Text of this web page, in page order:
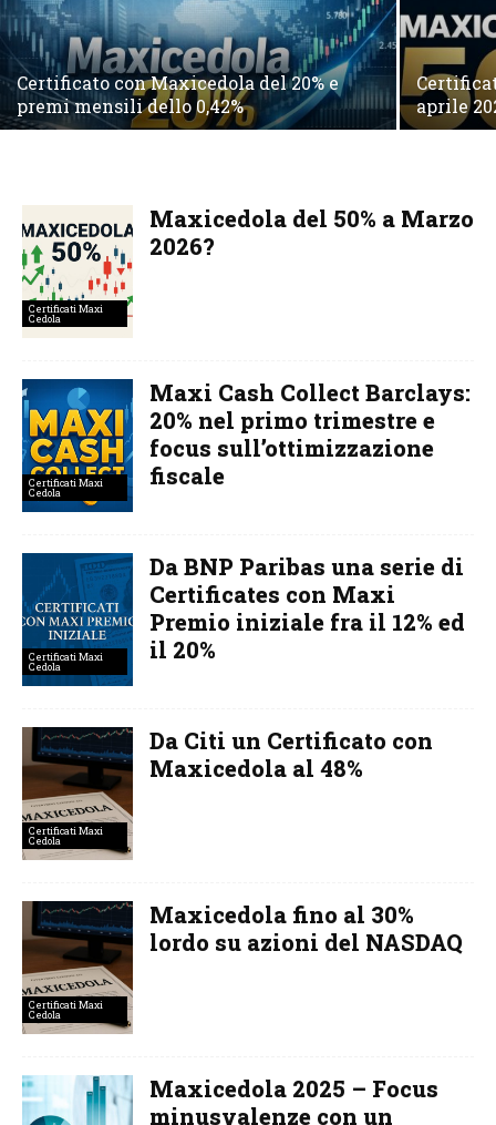
Certificato con Maxicedola del 20% e
premi mensili dello 0,42%
aprile
Certificati Maxi
Cedola
Maxicedola del 50% a Marzo
2026?
Certificati Maxi
Cedola
Maxi Cash Collect Barclays:
20% nel primo trimestre e
focus sull’ottimizzazione
fiscale
Certificati Maxi
Cedola
Da BNP Paribas una serie di
Certificates con Maxi
Premio iniziale fra il 12% ed
il 20%
Certificati Maxi
Cedola
Da Citi un Certificato con
Maxicedola al 48%
Certificati Maxi
Cedola
Maxicedola fino al 30%
lordo su azioni del NASDAQ
Maxicedola 2025 – Focus
minusvalenze con un